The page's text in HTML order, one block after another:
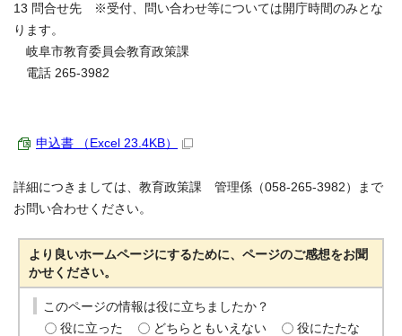
13 問合せ先 ※受付、問い合わせ等については開庁時間のみとな
ります。
岐阜市教育委員会教育政策課
電話 265-3982
申込書 （Excel 23.4KB）
詳細につきましては、教育政策課 管理係（058-265-3982）まで
お問い合わせください。
より良いホームページにするために、ページのご感想をお聞
かせください。
このページの情報は役に立ちましたか？
役に立った
どちらともいえない
役にたたな